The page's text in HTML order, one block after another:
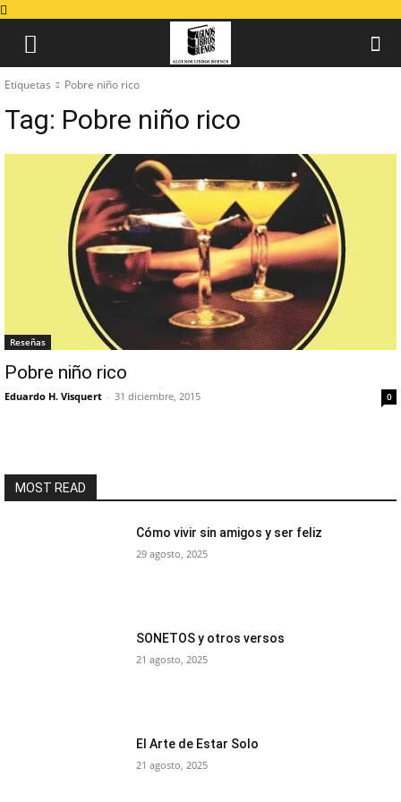
Etiquetas Pobre niño rico
Tag: Pobre niño rico
Reseñas
Pobre niño rico
Eduardo H. Visquert - 31 diciembre, 2015 0
MOST READ
Cómo vivir sin amigos y ser feliz
29 agosto, 2025
SONETOS y otros versos
21 agosto, 2025
El Arte de Estar Solo
21 agosto, 2025